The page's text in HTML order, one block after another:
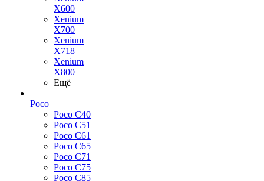
X600
Xenium
X700
Xenium
X718
Xenium
X800
Ещё
Poco
Poco C40
Poco C51
Poco C61
Poco C65
Poco C71
Poco C75
Poco C85